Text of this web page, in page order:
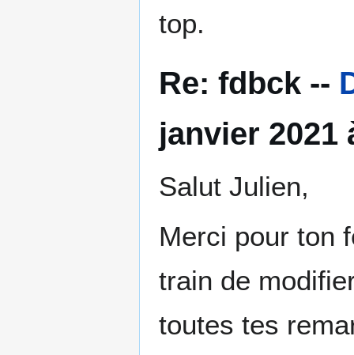
top.
Re: fdbck --
janvier 2021
Salut Julien,
Merci pour ton
train de
toutes tes